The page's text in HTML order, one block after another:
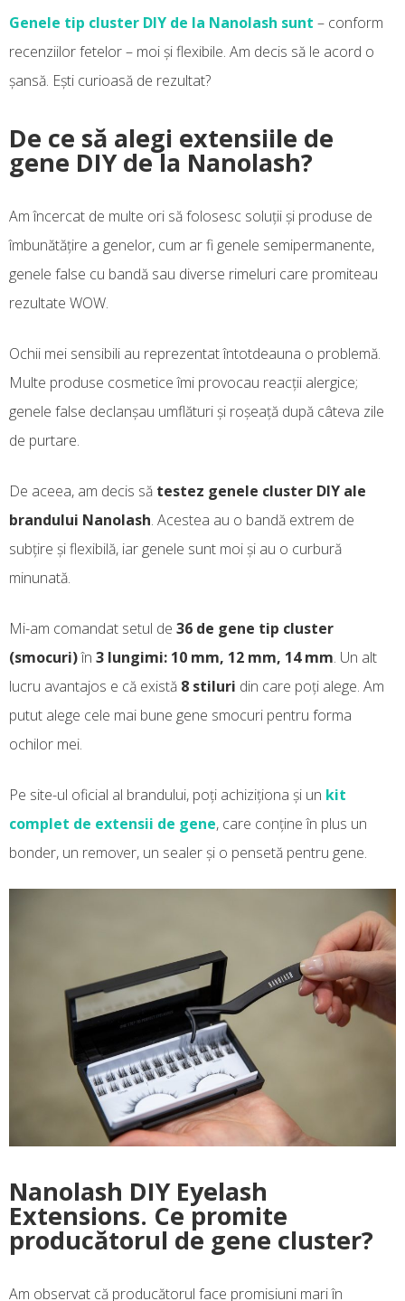
Genele tip cluster DIY de la Nanolash sunt – conform
recenziilor fetelor – moi și flexibile. Am decis să le acord o
șansă. Ești curioasă de rezultat?
De ce să alegi extensiile de
gene DIY de la Nanolash?
Am încercat de multe ori să folosesc soluții și produse de
îmbunătățire a genelor, cum ar fi genele semipermanente,
genele false cu bandă sau diverse rimeluri care promiteau
rezultate WOW.
Ochii mei sensibili au reprezentat întotdeauna o problemă.
Multe produse cosmetice îmi provocau reacții alergice;
genele false declanșau umflături și roșeață după câteva zile
de purtare.
De aceea, am decis să testez genele cluster DIY ale
brandului Nanolash. Acestea au o bandă extrem de
subțire și flexibilă, iar genele sunt moi și au o curbură
minunată.
Mi-am comandat setul de 36 de gene tip cluster
(smocuri)în 3 lungimi: 10 mm, 12 mm, 14 mm. Un alt
lucru avantajos e că există 8 stiluri din care poți alege. Am
putut alege cele mai bune gene smocuri pentru forma
ochilor mei.
Pe site-ul oficial al brandului, poți achiziționa și un kit
complet de extensii de gene, care conține în plus un
bonder, un remover, un sealer și o pensetă pentru gene.
Nanolash DIY Eyelash
Extensions. Ce promite
producătorul de gene cluster?
Am observat că producătorul face promisiuni mari în